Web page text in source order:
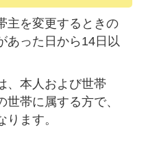
主を変更するときの
あった日から14日以
、本人および世帯
帯に属する方で、
ます。